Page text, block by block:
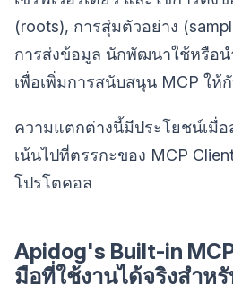
(roots), การสุ่มตัวอย่าง
การส่งข้อมูล นักพัฒนาใช้หรือน
เพื่อเพิ่มการสนับสนุน MCP ให้
ความแตกต่างนี้มีประโยชน์เมื่อ
เน้นไปที่ตรรกะของ MCP
โปรโตคอล
Apidog's Built-in
มือที่ใช้งานได้จริงสำห